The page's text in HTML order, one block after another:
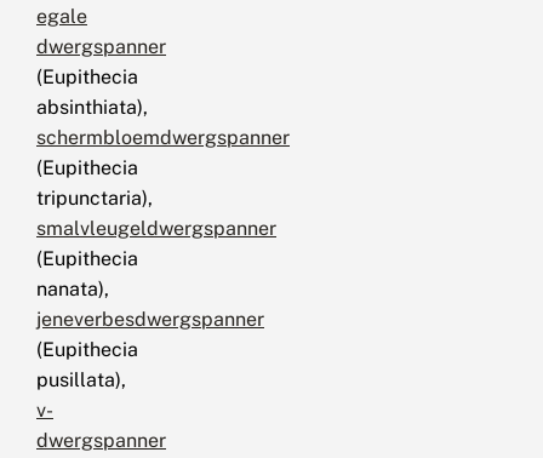
egale
dwergspanner
(Eupithecia
absinthiata),
schermbloemdwergspanner
(Eupithecia
tripunctaria),
smalvleugeldwergspanner
(Eupithecia
nanata),
jeneverbesdwergspanner
(Eupithecia
pusillata),
v-
dwergspanner